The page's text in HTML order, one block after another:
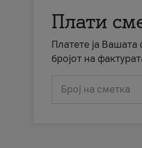
Плати
Платете ја Вашата
бројот на
Број на сметка